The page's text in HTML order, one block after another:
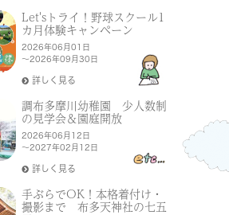
Let'sトライ！野球スクール1
カ月体験キャンペーン
2026年06月01日
～2026年09月30日
詳しく見る
調布多摩川幼稚園 少人数制
の見学会＆園庭開放
2026年06月12日
～2027年02月12日
詳しく見る
手ぶらでOK！本格着付け・
撮影まで 布多天神社の七五